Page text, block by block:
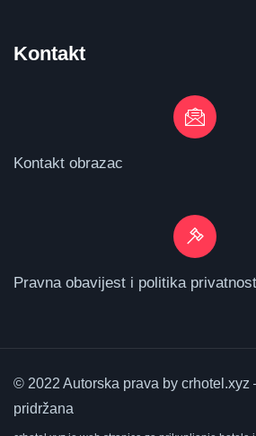
Kontakt
Kontakt obrazac
Pravna obavijest i politika
© 2022 Autorska prava by crhotel.xyz
pridržana